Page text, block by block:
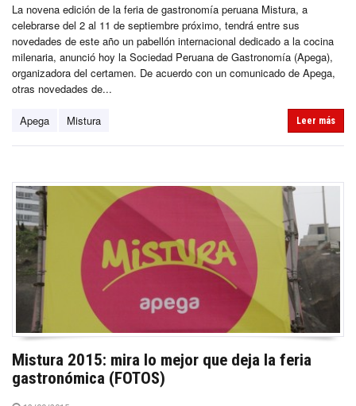
La novena edición de la feria de gastronomía peruana Mistura, a
celebrarse del 2 al 11 de septiembre próximo, tendrá entre sus
novedades de este año un pabellón internacional dedicado a la cocina
milenaria, anunció hoy la Sociedad Peruana de Gastronomía (Apega),
organizadora del certamen. De acuerdo con un comunicado de Apega,
otras novedades de...
Apega Mistura Leer más
Mistura 2015: mira lo mejor que deja la feria
gastronómica (FOTOS)